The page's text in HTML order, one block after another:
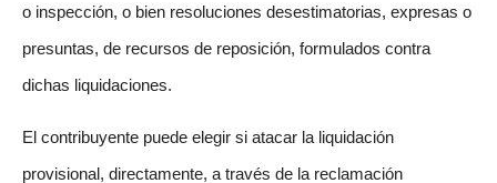
o inspección, o bien resoluciones desestimatorias, expresas o
presuntas, de recursos de reposición, formulados contra
dichas liquidaciones.
El contribuyente puede elegir si atacar la liquidación
provisional, directamente, a través de la reclamación